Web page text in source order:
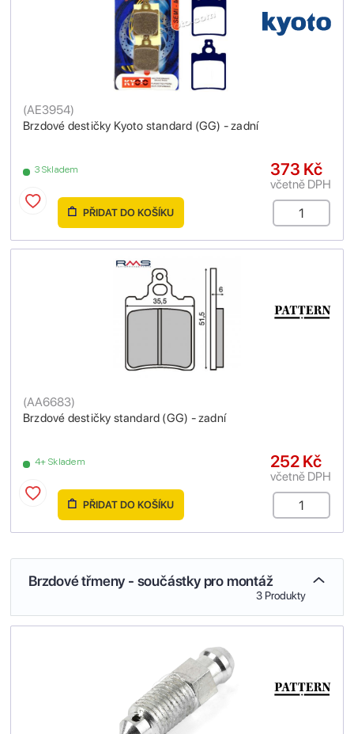
Brzdové destičky Kyoto standard (GG) - zadní
(AE3954)
3 Skladem 373 Kč
včetně DPH
PŘIDAT DO KOŠÍKU
Brzdové destičky standard (GG) - zadní
(AA6683)
4+ Skladem 252 Kč
včetně DPH
PŘIDAT DO KOŠÍKU
Brzdové třmeny - součástky pro montáž
3 Produkty